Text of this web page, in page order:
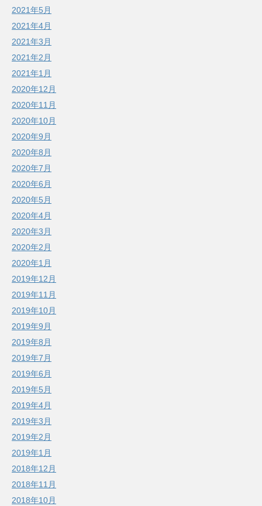
2021年5月
2021年4月
2021年3月
2021年2月
2021年1月
2020年12月
2020年11月
2020年10月
2020年9月
2020年8月
2020年7月
2020年6月
2020年5月
2020年4月
2020年3月
2020年2月
2020年1月
2019年12月
2019年11月
2019年10月
2019年9月
2019年8月
2019年7月
2019年6月
2019年5月
2019年4月
2019年3月
2019年2月
2019年1月
2018年12月
2018年11月
2018年10月